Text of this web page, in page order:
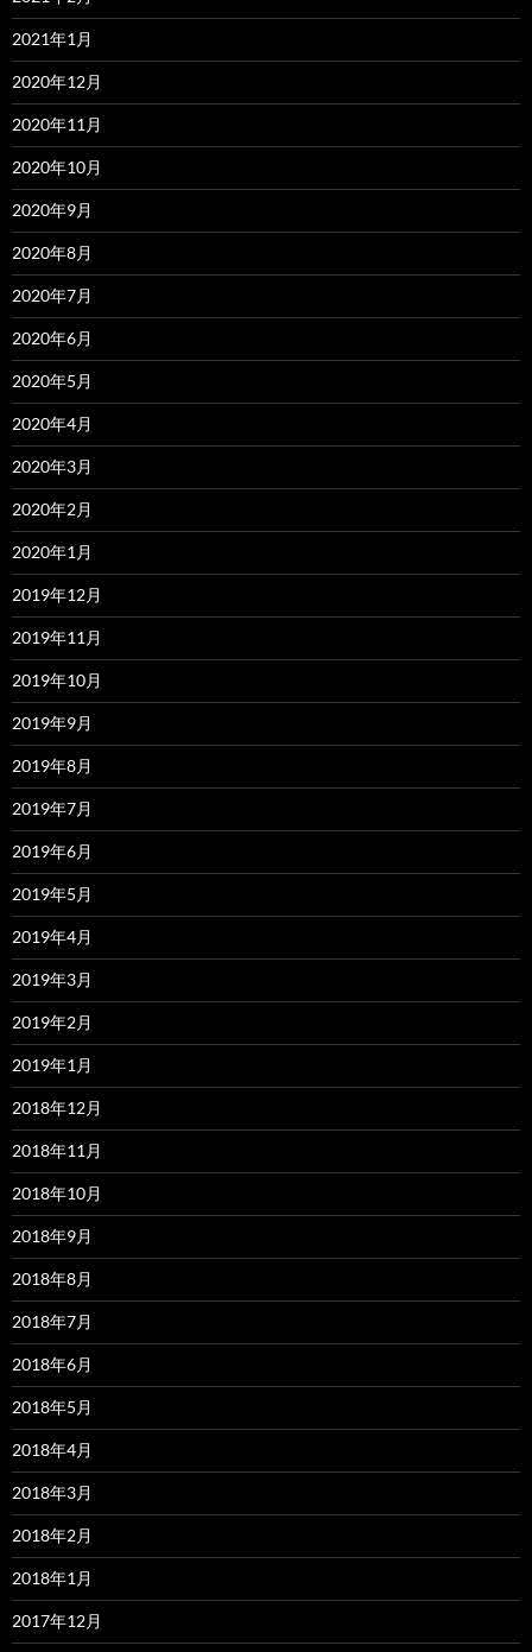
2021年1月
2020年12月
2020年11月
2020年10月
2020年9月
2020年8月
2020年7月
2020年6月
2020年5月
2020年4月
2020年3月
2020年2月
2020年1月
2019年12月
2019年11月
2019年10月
2019年9月
2019年8月
2019年7月
2019年6月
2019年5月
2019年4月
2019年3月
2019年2月
2019年1月
2018年12月
2018年11月
2018年10月
2018年9月
2018年8月
2018年7月
2018年6月
2018年5月
2018年4月
2018年3月
2018年2月
2018年1月
2017年12月